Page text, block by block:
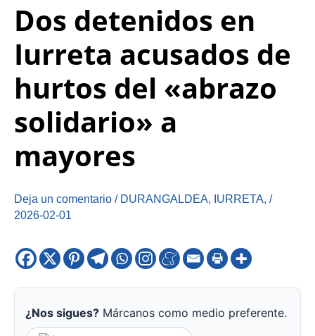
Dos detenidos en
Iurreta acusados de
hurtos del «abrazo
solidario» a
mayores
Deja un comentario / DURANGALDEA, IURRETA, /
2026-02-01
¿Nos sigues? Márcanos como medio preferente.